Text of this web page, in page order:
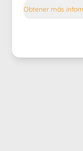
Obtener más